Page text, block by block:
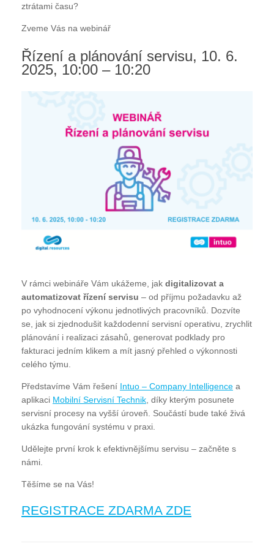
ztrátami času?
Zveme Vás na webinář
Řízení a plánování servisu, 10. 6.
2025, 10:00 – 10:20
V rámci webináře Vám ukážeme, jak digitalizovat a
automatizovat řízení servisu – od příjmu požadavku až
po vyhodnocení výkonu jednotlivých pracovníků. Dozvíte
se, jak si zjednodušit každodenní servisní operativu, zrychlit
plánování i realizaci zásahů, generovat podklady pro
fakturaci jedním klikem a mít jasný přehled o výkonnosti
celého týmu.
Představíme Vám řešení Intuo – Company Intelligence a
aplikaci Mobilní Servisní Technik, díky kterým posunete
servisní procesy na vyšší úroveň. Součástí bude také živá
ukázka fungování systému v praxi.
Udělejte první krok k efektivnějšímu servisu – začněte s
námi.
Těšíme se na Vás!
REGISTRACE ZDARMA ZDE